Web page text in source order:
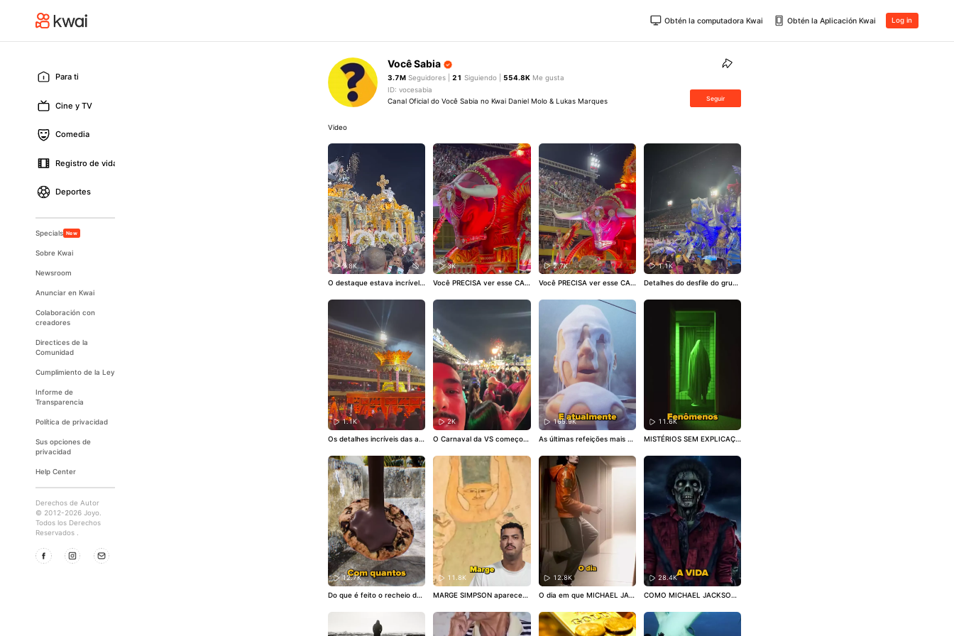
Obtén la computadora Kwai Obtén la Aplicación Kwai Log in
Para ti
Cine y TV
Comedia
Registro de vida
Deportes
Specials New
Sobre Kwai
Newsroom
Anunciar en Kwai
Colaboración con
creadores
Directices de la
Comunidad
Cumplimiento de la Ley
Informe de
Transparencia
Política de privacidad
Sus opciones de
privacidad
Help Center
Derechos de Autor
© 2012-2026 Joyo.
Todos los Derechos
Reservados .
Você Sabia
3.7M Seguidores |21 Siguiendo |554.8K Me gusta
ID: vocesabia
Canal Oficial do Você Sabia no Kwai Daniel Molo & Lukas Marques
Seguir
Video
3.8K
O destaque estava incrível
valRJ
3K
Você PRECISA ver esse CAR
rnaKwai
2.7K
Você PRECISA ver esse CAR
rnaKwai
1.1K
Detalhes do desfile do grupo
#CarnaKwai
1.1K
Os detalhes incríveis das ale
CarnaKwai #Carnaval #escol
asdesamba
2K
O Carnaval da VS começou!
165.9K
As últimas refeições mais es
orte#refeiçao #vocesabia #
condenado
11.6K
MISTÉRIOS SEM EXPLICAÇÃ
RAS#fantasma #Espírito #c
12.7K
Do que é feito o recheio do
o #bolacha
#gor
11.8K
MARGE SIMPSON apareceu
EGITO#simpsons #vocesabi
#desenho #curiosidade
12.8K
O dia em que MICHAEL JAC
elJackson #vocesabia #curi
osidade #reidopop
28.4K
COMO MICHAEL JACKSON
ckson #curioso #curiosidade
#vocesabia